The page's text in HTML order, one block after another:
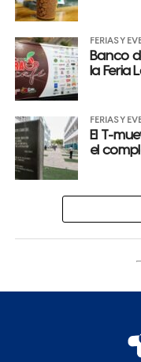
FERIAS Y
Banco
la Feria
FERIAS Y
El T-
el